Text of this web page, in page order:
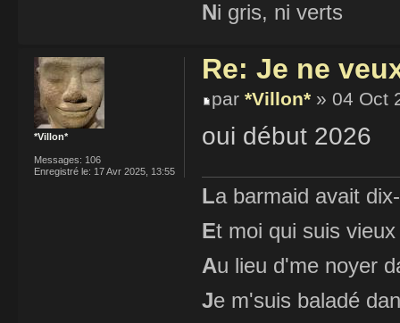
Ni gris, ni verts
Re: Je ne
par *Villon* » 04 Oct
oui début 2026
La barmaid avait
Et moi qui suis
Au lieu d'me noyer
Je m'suis baladé
*Villon*
Messages: 106
Enregistré le: 17 Avr 2025, 13:55